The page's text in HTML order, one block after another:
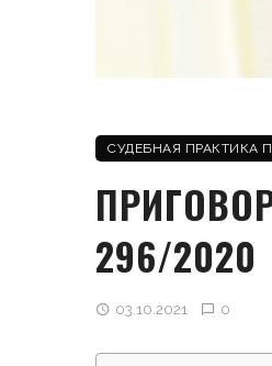
СУДЕБНАЯ ПРАКТИКА
296/2020
03.10.2021 0